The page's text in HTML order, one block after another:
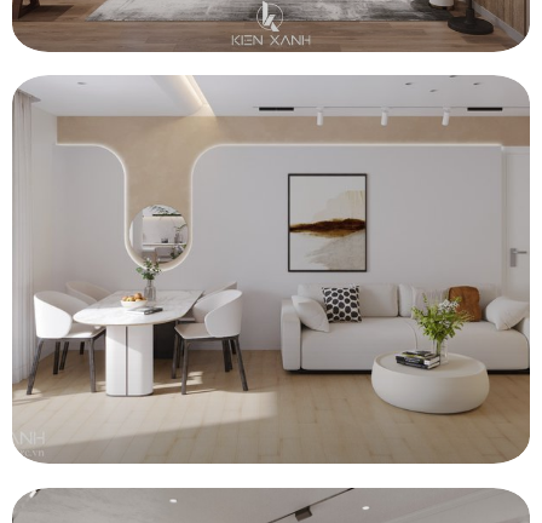
CẢI TẠO CĂN HỘ VŨNG TÀU – BÌNH GIÃ RESIDENT